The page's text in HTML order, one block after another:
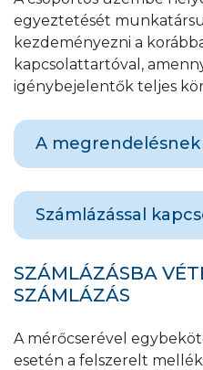
Hitelesítési év a
egyeztetését
kezdeményezni a
kapcsolattartóval,
igénybejelentők teljes
A megrendelésnek
társaságunk a
a kapcsolattartó
Számlázással
állapítjuk meg. (Egy
munka esetén egy
indokolja (pl.: 100
kiszállási díj
SZÁMLÁZÁSBA
SZÁMLÁZÁS
A mérőcserével
esetén a felszerelt